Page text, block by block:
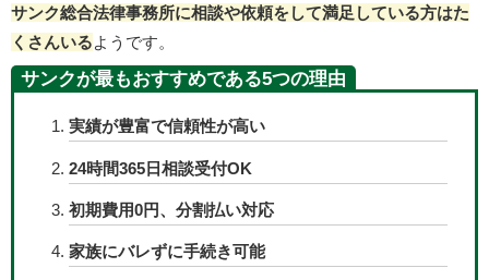
サンク総合法律事務所に相談や依頼をして満足している方はた
くさんいるようです。
サンクが最もおすすめである5つの理由
実績が豊富で信頼性が高い
24時間365日相談受付OK
初期費用0円、分割払い対応
家族にバレずに手続き可能